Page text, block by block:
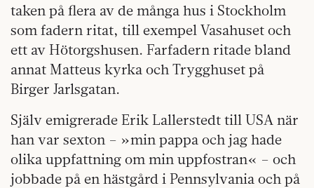
taken på flera av de många hus i Stockholm
som fadern ritat, till exempel Vasahuset och
ett av Hötorgshusen. Farfadern ritade bland
annat Matteus kyrka och Trygghuset på
Birger Jarlsgatan.
Själv emigrerade Erik Lallerstedt till USA när
han var sexton – »min pappa och jag hade
olika uppfattning om min uppfostran« – och
jobbade på en hästgård i Pennsylvania och på